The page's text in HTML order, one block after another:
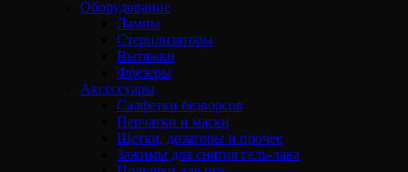
Оборудование
Лампы
Стерилизаторы
Вытяжки
Фрезеры
Аксессуары
Салфетки безворсов
Перчатки и маски
Щетки, дозаторы и прочее
Зажимы для снятия гель-лака